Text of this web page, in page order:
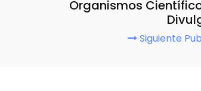
Organismos
Siguiente